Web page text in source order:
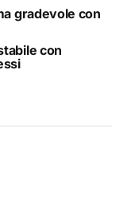
gradevole con
con